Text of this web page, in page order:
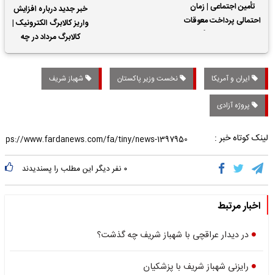
تأمین اجتماعی | زمان
احتمالی پرداخت معوقات
خبر جدید درباره افزایش
واریز کالابرگ الکترونیک |
کالابرگ مرداد در چه
تاریخی واریز خواهد شد؟
ایران و آمریکا نخست وزیر پاکستان شهباز شریف
پروژه آزادی
لینک کوتاه خبر :
۰ نفر دیگر این مطلب را پسندیدند
اخبار مرتبط
در دیدار عراقچی با شهباز شریف چه گذشت؟
رایزنی شهباز شریف با پزشکیان